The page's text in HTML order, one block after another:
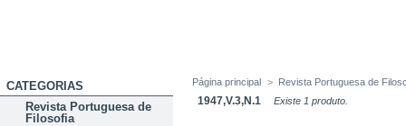
CATEGORIAS
Revista Portuguesa de
Filosofia
Página principal > Revista Portuguesa de
1947,V.3,N.1 Existe 1 produto.